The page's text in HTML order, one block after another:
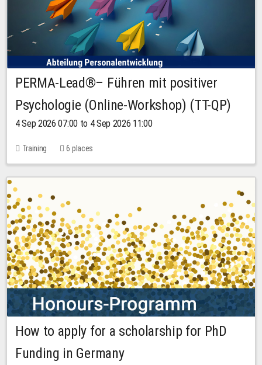
PERMA-Lead®– Führen mit positiver
Psychologie (Online-Workshop) (TT-QP)
4 Sep 2026 07:00 to 4 Sep 2026 11:00
Training 6 places
How to apply for a scholarship for PhD
Funding in Germany